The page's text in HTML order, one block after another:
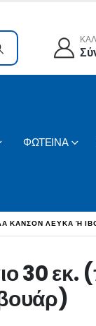
ΦΩΤΕΙΝΑ
ΚΑΝΣΌΝ ΛΕΥΚΆ Ή
30 εκ.